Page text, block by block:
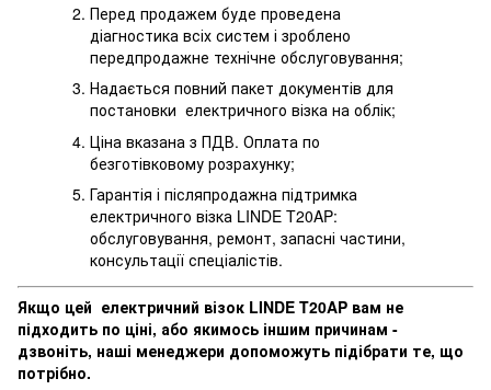
Перед продажем буде проведена
діагностика всіх систем і зроблено
передпродажне технічне обслуговування;
Надається повний пакет документів для
постановки електричного візка на облік;
Ціна вказана з ПДВ. Оплата по
безготівковому розрахунку;
Гарантія і післяпродажна підтримка
електричного візка LINDE T20AP:
обслуговування, ремонт, запасні частини,
консультації спеціалістів.
Якщо цей електричний візок LINDE T20AP вам не
підходить по ціні, або якимось іншим причинам -
дзвоніть, наші менеджери допоможуть підібрати те, що
потрібно.